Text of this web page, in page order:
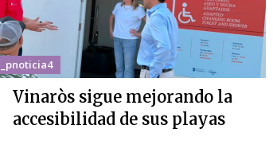
_pnoticia4
Vinaròs sigue mejorando la
accesibilidad de sus playas